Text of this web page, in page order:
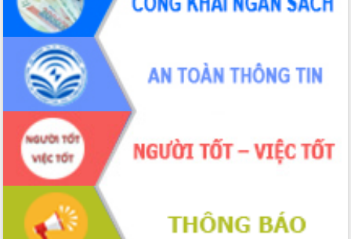
món ăn từ sầu riêng
Đắk Lắk công bố Quy hoạch và xúc
tiến đầu tư tỉnh
Ngành cá ngừ Đắk Lắk chủ động thích
ứng để giữ vững thị trường xuất khẩu
Diễn đàn Kinh tế tư nhân Việt Nam đột
phá cơ chế - Hợp tác công tư
Đề án 06 tạo bước ngoặt đột phá trong
cải cách hành chính tỉnh Đắk Lắk
Kết nối tour, đẩy mạnh chuyển đổi số
để phát triển du lịch Đắk Lắk
Khởi động Dự án Đầu tư xây dựng hạ
tầng kỹ thuật Cụm công nghiệp Tân
Tiến